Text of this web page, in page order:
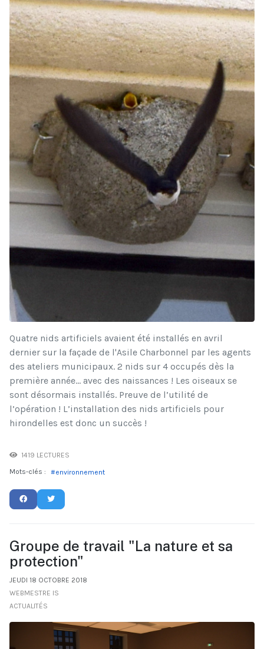
Quatre nids artificiels avaient été installés en avril
dernier sur la façade de l'Asile Charbonnel par les agents
des ateliers municipaux. 2 nids sur 4 occupés dès la
première année... avec des naissances ! Les oiseaux se
sont désormais installés. Preuve de l’utilité de
l’opération ! L’installation des nids artificiels pour
hirondelles est donc un succès !
1419 LECTURES
Mots-clés :
environnement
Groupe de travail "La nature et sa
protection"
JEUDI 18 OCTOBRE 2018
WEBMESTRE IS
ACTUALITÉS